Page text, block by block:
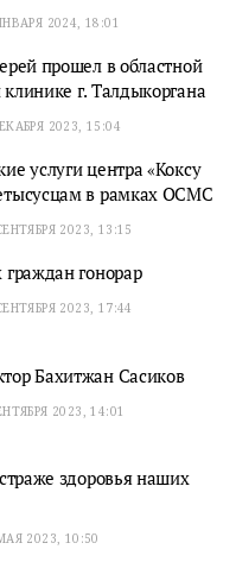
2024, 18:01
прошел в областной
г. Талдыкоргана
2023, 15:04
услуги центра «Коксу
в рамках ОСМС
2023, 13:15
гонорар
2023, 17:44
Бахитжан Сасиков
2023, 14:01
здоровья наших
2023, 10:50